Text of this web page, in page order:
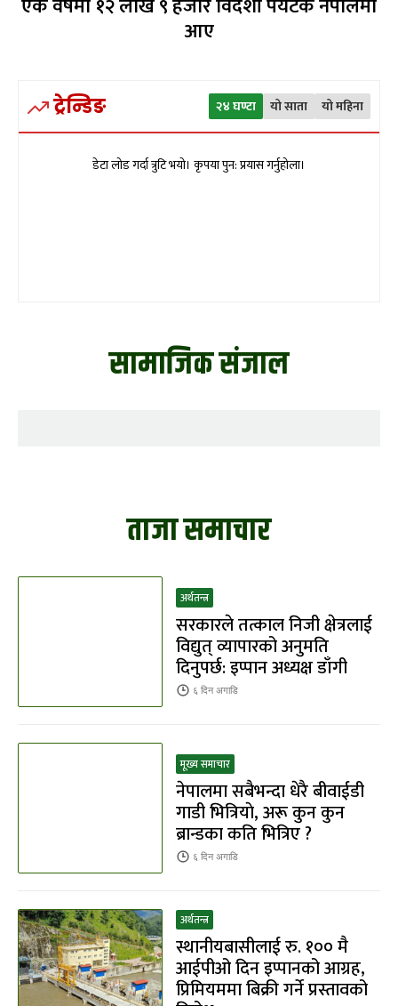
आए
ट्रेन्डिङ २४ घण्टा यो साता यो महिना
डेटा लोड गर्दा त्रुटि भयो। कृपया पुन: प्रयास गर्नुहोला।
सामाजिक संजाल
ताजा समाचार
अर्थतन्त्र
सरकारले तत्काल निजी क्षेत्रलाई
विद्युत् व्यापारको अनुमति
दिनुपर्छ: इप्पान अध्यक्ष डाँगी
६ दिनअगाडि
मूख्य समाचार
नेपालमा सबैभन्दा धेरै बीवाईडी
गाडी भित्रियाे, अरू कुन कुन
ब्रान्डका कति भित्रिए ?
६ दिनअगाडि
अर्थतन्त्र
स्थानीयबासीलाई रु. १०० मै
आईपीओ दिन इप्पानको आग्रह,
प्रिमियममा बिक्री गर्ने प्रस्तावको